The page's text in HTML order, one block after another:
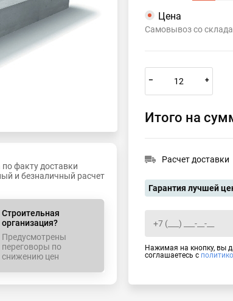
факту доставки
и безналичный расчет
Строительная
организация?
Предусмотрены
переговоры по
снижению цен
Цена
Самовывоз со
– +
Итого на
Расчет доставки
Гарантия лучшей
Нажимая на кнопку, вы
соглашаетесь с